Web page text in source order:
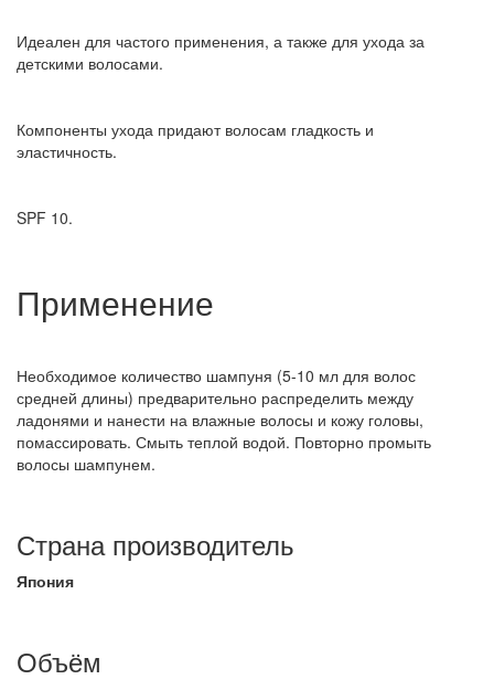
Идеален для частого применения, а также для ухода за
детскими волосами.
Компоненты ухода придают волосам гладкость и
эластичность.
SPF 10.
Применение
Необходимое количество шампуня (5-10 мл для волос
средней длины) предварительно распределить между
ладонями и нанести на влажные волосы и кожу головы,
помассировать. Смыть теплой водой. Повторно промыть
волосы шампунем.
Страна производитель
Япония
Объём